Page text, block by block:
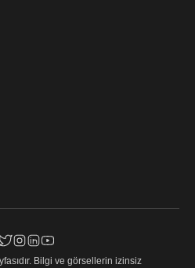
Bilgi ve görsellerin izinsiz